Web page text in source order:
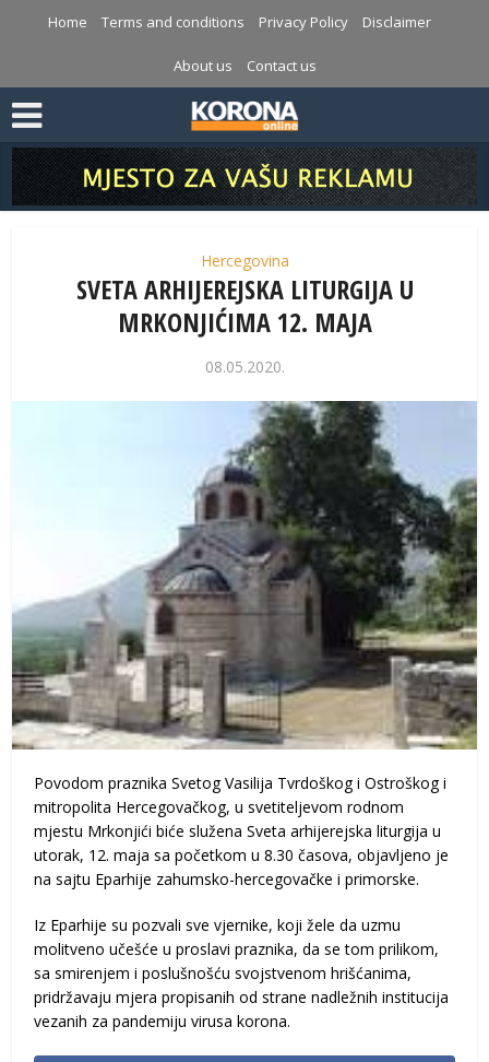
Home Terms and conditions Privacy Policy Disclaimer
About us Contact us
Hercegovina
SVETA ARHIJEREJSKA LITURGIJA U
MRKONJIĆIMA 12. MAJA
08.05.2020.
Povodom praznika Svetog Vasilija Tvrdoškog i Ostroškog i
mitropolita Hercegovačkog, u svetiteljevom rodnom
mjestu Mrkonjići biće služena Sveta arhijerejska liturgija u
utorak, 12. maja sa početkom u 8.30 časova, objavljeno je
na sajtu Eparhije zahumsko-hercegovačke i primorske.
Iz Eparhije su pozvali sve vjernike, koji žele da uzmu
molitveno učešće u proslavi praznika, da se tom prilikom,
sa smirenjem i poslušnošću svojstvenom hrišćanima,
pridržavaju mjera propisanih od strane nadležnih institucija
vezanih za pandemiju virusa korona.